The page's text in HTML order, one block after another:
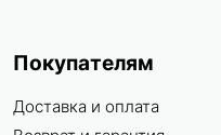
Покупателям
Доставка и оплата